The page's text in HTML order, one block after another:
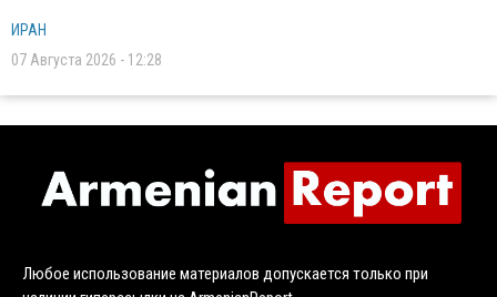
ИРАН
07 Августа 2026 - 12:28
Любое использование материалов допускается только при